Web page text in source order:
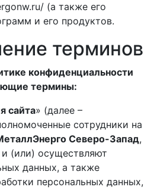
(а также его
и его продуктов.
терминов
конфиденциальности
термины:
сайта» (далее –
сотрудники на
Северо-Запад,
(или) осуществляют
данных, а также
персональных данных,